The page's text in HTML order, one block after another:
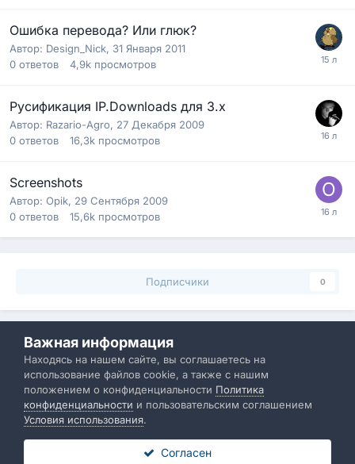
Ошибка перевода? Или глюк?
Автор: Design_Nick, 31 Января 2011
0 ответов 4,9k просмотров
Русификация IP.Downloads для 3.х
Автор: Razario-Agro, 27 Декабря 2009
0 ответов 16,3k просмотров
Screenshots
Автор: Opik, 29 Сентября 2009
0 ответов 15,6k просмотров
Подписчики 0
Политика конфиденциальности Обратная связь
IBResource
Powered by Invision Community
Важная информация
Находясь на нашем сайте, вы соглашаетесь на
использование файлов cookie, а также с нашим
положением о конфиденциальности Политика
конфиденциальности и пользовательским соглашением
Условия использования.
Согласен